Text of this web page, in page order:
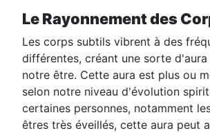
Le Rayonnement des
Les corps subtils vibrent à des
différentes, créant une sorte
notre être. Cette aura est plus ou
selon notre niveau d'évolution
certaines personnes, notamment
êtres très éveillés, cette aura peut